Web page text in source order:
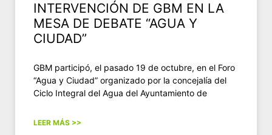
INTERVENCIÓN DE GBM EN LA
MESA DE DEBATE “AGUA Y
CIUDAD”
GBM participó, el pasado 19 de octubre, en el Foro
“Agua y Ciudad” organizado por la concejalía del
Ciclo Integral del Agua del Ayuntamiento de
LEER MÁS >>